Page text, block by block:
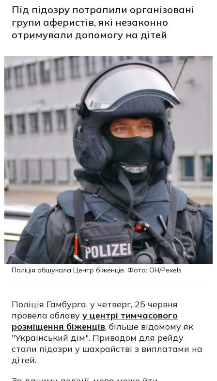
Під підозру потрапили організовані
групи аферистів, які незаконно
отримували допомогу на дітей
Поліція обшукала Центр біженців. Фото: OН/Pexels
Поліція Гамбурга, у четверг, 25 червня
провела облаву у центрі тимчасового
розміщення біженців, більше відомому як
"Український дім". Приводом для рейду
стали підозри у шахрайстві з виплатами на
дітей.